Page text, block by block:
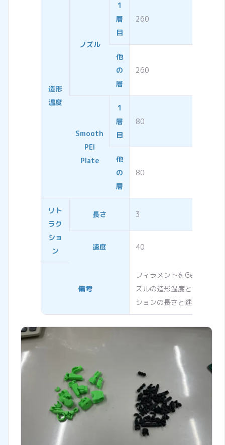
造形
温度
ノズル
1
層
目
260
他
の
層
260
Smooth
PEI
Plate
1
層
目
80
他
の
層
80
リト
ラク
ショ
ン
長さ 3
速度 40
備考
フィラメントをGeneric
ズルの造形温度とプレート
ションの長さと速度を変更